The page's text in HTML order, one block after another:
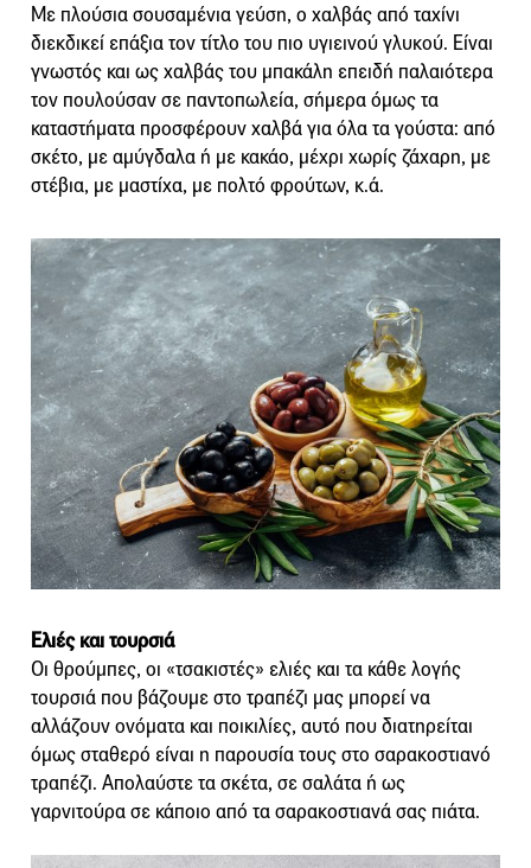
Με πλούσια σουσαμένια γεύση, o χαλβάς από ταχίνι
διεκδικεί επάξια τον τίτλο του πιο υγιεινού γλυκού. Είναι
γνωστός και ως χαλβάς του μπακάλη επειδή παλαιότερα
τον πουλούσαν σε παντοπωλεία, σήμερα όμως τα
καταστήματα προσφέρουν χαλβά για όλα τα γούστα: από
σκέτο, με αμύγδαλα ή με κακάο, μέχρι χωρίς ζάχαρη, με
στέβια, με μαστίχα, με πολτό φρούτων, κ.ά.
Ελιές και τουρσιά
Οι θρούμπες, οι «τσακιστές» ελιές και τα κάθε λογής
τουρσιά που βάζουμε στο τραπέζι μας μπορεί να
αλλάζουν ονόματα και ποικιλίες, αυτό που διατηρείται
όμως σταθερό είναι η παρουσία τους στο σαρακοστιανό
τραπέζι. Απολαύστε τα σκέτα, σε σαλάτα ή ως
γαρνιτούρα σε κάποιο από τα σαρακοστιανά σας πιάτα.